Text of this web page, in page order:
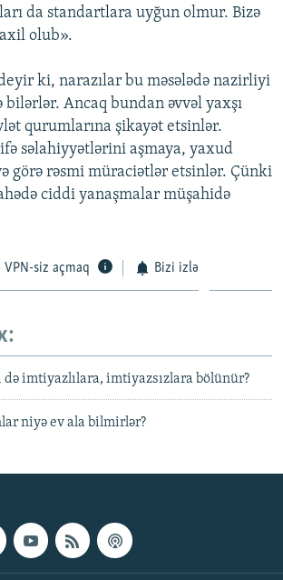
da standartlara uyğun olmur. Bizə
olub».
ki, narazılar bu məsələdə nazirliyi
bilərlər. Ancaq bundan əvvəl yaxşı
qurumlarına şikayət etsinlər.
səlahiyyətlərini aşmaya, yaxud
görə rəsmi müraciətlər etsinlər. Çünki
ciddi yanaşmalar müşahidə
VPN-siz açmaq Bizi izlə
də imtiyazlılara, imtiyazsızlara bölünür?
niyə ev ala bilmirlər?